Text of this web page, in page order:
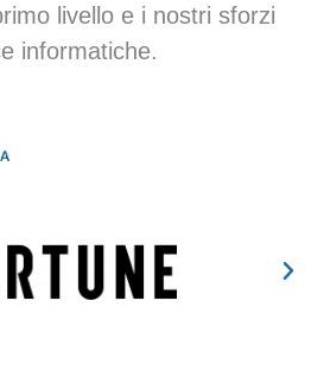
livello e i nostri sforzi
informatiche.